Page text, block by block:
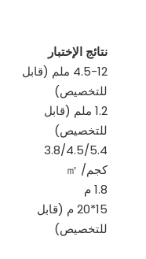
نتائج الإختبار
4.5-12 ملم (قابل
للتخصيص)
1.2 ملم (قابل
للتخصيص)
3.8/4.5/5.4
كجم/ ㎡
1.8 م
15*20 م (قابل
للتخصيص)